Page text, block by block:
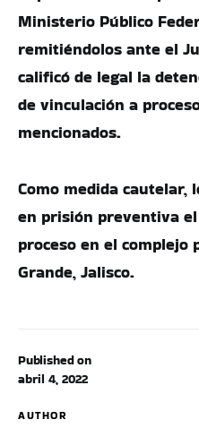
Published on
abril 4, 2022
AUTHOR
Ministerio Público
remitiéndolos ante el
calificó de legal la
de vinculación a
mencionados.
Como medida cautelar,
en prisión preventiva
proceso en el
Grande, Jalisco.